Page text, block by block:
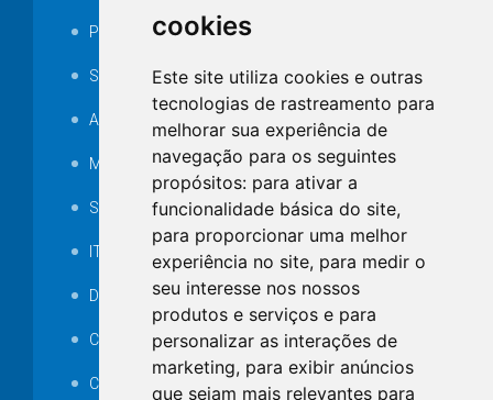
cookies
Este site utiliza cookies e outras
tecnologias de rastreamento para
melhorar sua experiência de
navegação para os seguintes
propósitos: para ativar a
funcionalidade básica do site,
para proporcionar uma melhor
experiência no site, para medir o
seu interesse nos nossos
produtos e serviços e para
personalizar as interações de
marketing, para exibir anúncios
que sejam mais relevantes para
Portarias
SAMAE
Audiência pública
MANUTENÇÃO DE ILUMINAÇÃO PÚBLICA
Serviços Técnicos TI
ITR
Desapropriações
Catalogo Eletrônico de Padronização
Consórcios Municipais